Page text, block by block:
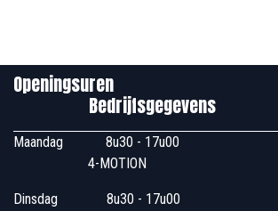
Bedrijfsgegevens
Maandag
​8u30 -
4-MOTION
Dinsdag
​8u30 -